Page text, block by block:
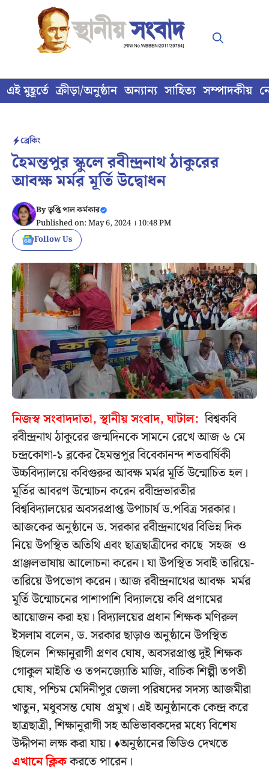
content
এই মুহূর্তে ক্রীড়া/অনুষ্ঠান অন্যান্য সাহিত্য সম্পাদকীয়
ব্রেকিং
হৈমন্তপুর স্কুলে রবীন্দ্রনাথ ঠাকুরের
আবক্ষ মর্মর মূর্তি উদ্বোধন
Byতৃপ্তি পাল কর্মকার
Published on: May 6, 2024 । 10:48 PM
Follow Us
নিজস্ব সংবাদদাতা, স্থানীয় সংবাদ, ঘাটাল: বিশ্বকবি
রবীন্দ্রনাথ ঠাকুরের জন্মদিনকে সামনে রেখে আজ ৬ মে
চন্দ্রকোণা-১ ব্লকের হৈমন্তপুর বিবেকানন্দ শতবার্ষিকী
উচ্চবিদ্যালয়ে কবিগুরুর আবক্ষ মর্মর মূর্তি উন্মোচিত হল।
মূর্তির আবরণ উন্মোচন করেন রবীন্দ্রভারতীর
বিশ্ববিদ্যালয়ের অবসরপ্রাপ্ত উপাচার্য ড.পবিত্র সরকার।
আজকের অনুষ্ঠানে ড. সরকার রবীন্দ্রনাথের বিভিন্ন দিক
নিয়ে উপস্থিত অতিথি এবং ছাত্রছাত্রীদের কাছে সহজ ও
প্রাঞ্জলভাষায় আলোচনা করেন। যা উপস্থিত সবাই তারিয়ে-
তারিয়ে উপভোগ করেন। আজ রবীন্দ্রনাথের আবক্ষ মর্মর
মূর্তি উন্মোচনের পাশাপাশি বিদ্যালয়ে কবি প্রণামের
আয়োজন করা হয়। বিদ্যালয়ের প্রধান শিক্ষক মণিরুল
ইসলাম বলেন, ড. সরকার ছাড়াও অনুষ্ঠানে উপস্থিত
ছিলেন শিক্ষানুরাগী প্রণব ঘোষ, অবসরপ্রাপ্ত দুই শিক্ষক
গোকুল মাইতি ও তপনজ্যোতি মাজি, বাচিক শিল্পী তপতী
ঘোষ, পশ্চিম মেদিনীপুর জেলা পরিষদের সদস্য আজমীরা
খাতুন, মধুবসন্ত ঘোষ প্রমুখ। এই অনুষ্ঠানকে কেন্দ্র করে
ছাত্রছাত্রী, শিক্ষানুরাগী সহ অভিভাবকদের মধ্যে বিশেষ
উদ্দীপনা লক্ষ করা যায়। ♦অনুষ্ঠানের ভিডিও দেখতে
এখানে ক্লিককরতে পারেন।